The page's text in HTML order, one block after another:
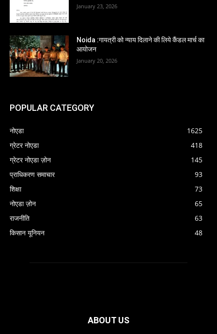
January 23, 2026
Noida :गायत्री को न्याय दिलाने की लिये कैंडल मार्च का
आयोजन
January 20, 2026
POPULAR CATEGORY
नोएडा
1625
ग्रेटर नोएडा
418
ग्रेटर नोएडा ज़ोन
145
प्राधिकरण समाचार
93
शिक्षा
73
नोएडा ज़ोन
65
राजनीति
63
किसान यूनियन
48
ABOUT US